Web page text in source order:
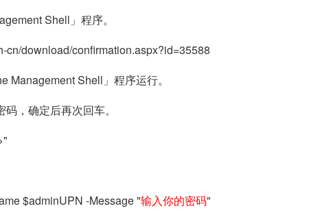
Shell」程序。
cn/download/confirmation.aspx?id=35588
Management Shell」程序运行。
，确定后再次回车。
$adminUPN -Message "输入你的密码"